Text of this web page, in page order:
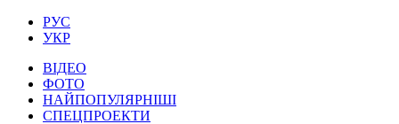
РУС
УКР
ВІДЕО
ФОТО
НАЙПОПУЛЯРНІШІ
СПЕЦПРОЕКТИ